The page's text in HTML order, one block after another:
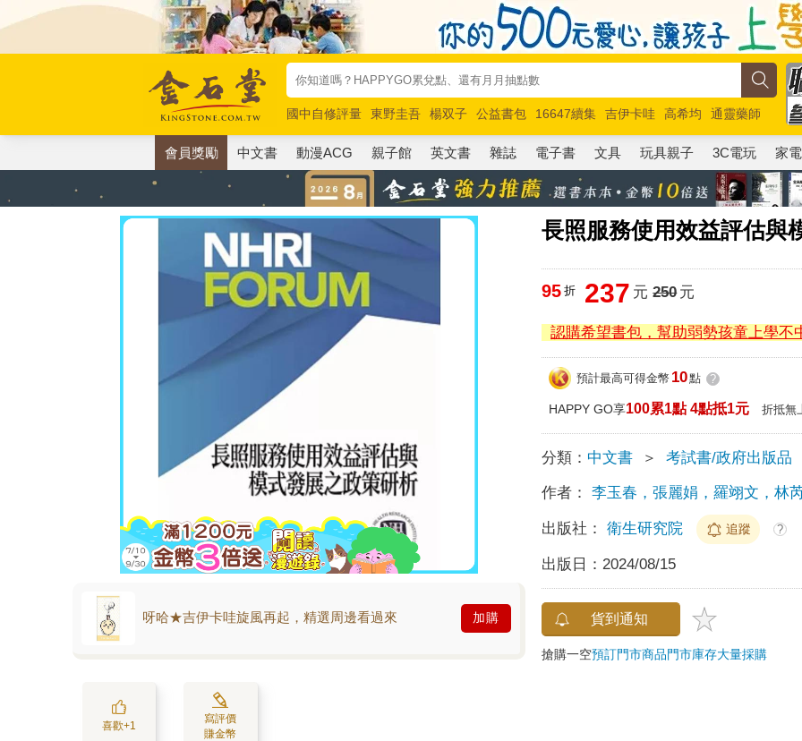
國中自修評量 東野圭吾 楊双子 公益書包 16647續集 吉伊卡哇 高希均
通靈藥師
唯紅花綻放
奧德賽 路邊攤新作 馬斯克 玩具總動員5 超慢跑
會員獎勵 中文書 動漫ACG 親子館 英文書 雜誌 電子書 文具 玩具親子 3C電玩 家電
長照服務使用效益評估與
呀哈★吉伊卡哇旋風再起，精選周邊看過來 加購
喜歡+1
寫評價
賺金幣
95 折 237 元 250元
認購希望書包，幫助弱勢孩童上學不
預計最高可得金幣 10點 ?
HAPPY GO享100累1點 4點抵1元 折抵無
分類： 中文書 ＞ 考試書/政府出版品
作者： 李玉春，張麗娟，羅翊文，林
出版社： 衛生研究院 追蹤 ?
出版日： 2024/08/15
貨到通知
搶購一空預訂門市商品門市庫存大量採購